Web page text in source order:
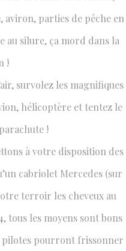
aviron, parties de pêche en
au silure, ça mord dans la
!
survolez les magnifiques
hélicoptère et tentez le
!
à votre disposition des
cabriolet Mercedes (sur
terroir les cheveux au
tous les moyens sont bons
pilotes pourront frissonner